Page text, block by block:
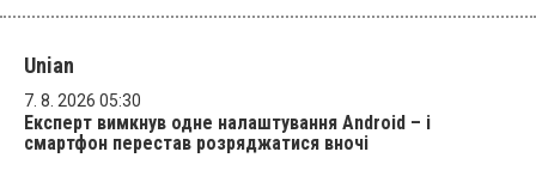
Unian
7. 8. 2026 05:30
Експерт вимкнув одне налаштування Android – і
смартфон перестав розряджатися вночі